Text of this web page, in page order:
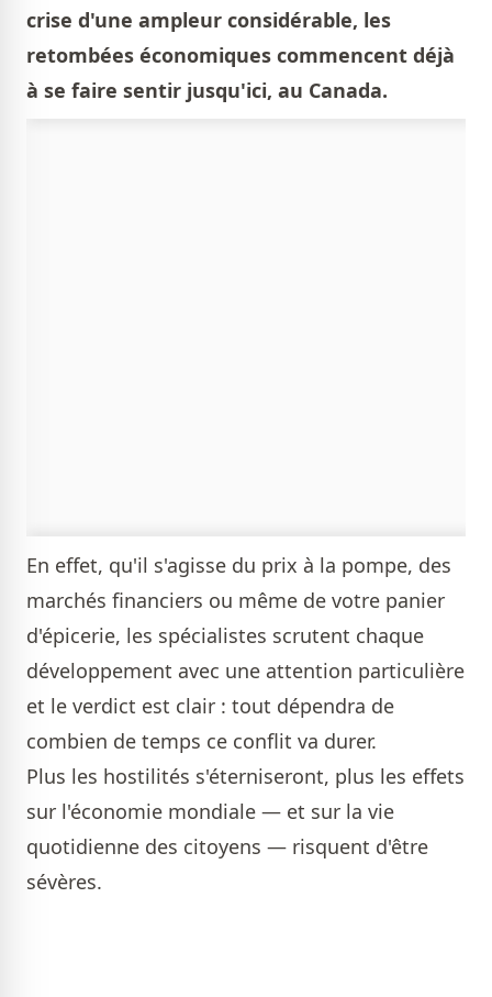
crise d'une ampleur considérable, les
retombées économiques commencent déjà
à se faire sentir jusqu'ici, au Canada.
En effet, qu'il s'agisse du prix à la pompe, des
marchés financiers ou même de votre panier
d'épicerie, les spécialistes scrutent chaque
développement avec une attention particulière
et le verdict est clair : tout dépendra de
combien de temps ce conflit va durer.
Plus les hostilités s'éterniseront, plus les effets
sur l'économie mondiale — et sur la vie
quotidienne des citoyens — risquent d'être
sévères.